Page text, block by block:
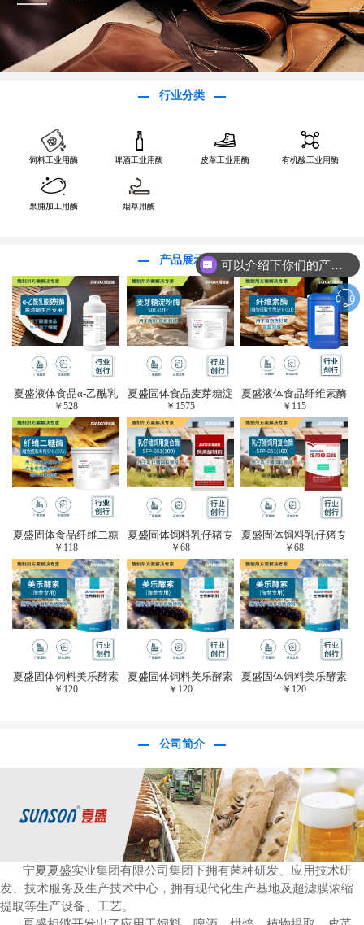
行业分类
饲料工业用酶 啤酒工业用酶 皮革工业用酶 有机酸工业用酶
果脯加工用酶 烟草用酶
产品展示
夏盛液体食品α-乙酰乳
酸脱羧酶(酱油醋生产
专用)FDY-3206
￥528
夏盛固体食品麦芽糖淀
粉酶(烘焙及面粉改良
用酶/发酵类食品可
用)FDG-0012
￥ 1575
夏盛液体食品纤维素酶
(植物提取专用酶/解决
提取液混浊问题/降
黏)FFY-0651
￥ 115
夏盛固体食品纤维二糖
酶(植物提取专用酶/用
于虎杖白藜芦醇提
取)FFG-0656
￥ 118
夏盛固体饲料乳仔猪专
用复合酶SFG-0932
￥ 68
夏盛固体饲料乳仔猪专
用复合酶SFG-0932
￥68
夏盛固体饲料美乐酵素
(水产海参海胆专
￥ 120
夏盛固体饲料美乐酵素
(水产海参海胆专
￥ 120
夏盛固体饲料美乐酵素
(水产海参海胆专
￥ 120
公司简介
宁夏夏盛实业集团有限公司集团下拥有菌种研发、应用技术研
发、技术服务及生产技术中心，拥有现代化生产基地及超滤膜浓缩
提取等生产设备、工艺。
可以介绍下你们的产品么？